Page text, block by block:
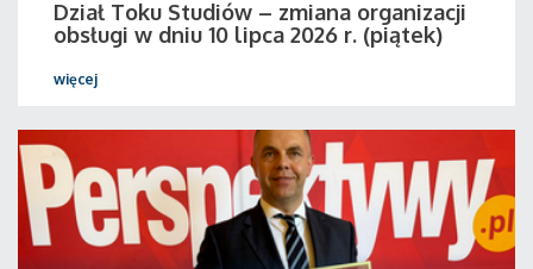
Dział Toku Studiów – zmiana organizacji
obsługi w dniu 10 lipca 2026 r. (piątek)
więcej